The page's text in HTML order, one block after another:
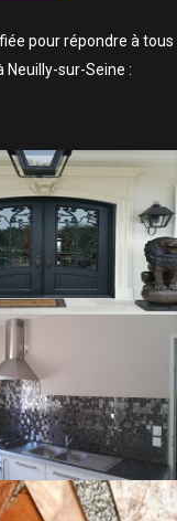
pour répondre à tous
sur-Seine :
CLOISONS ET FAUX
PLAFOND
ELECTRICITÉ
SERRURERIE